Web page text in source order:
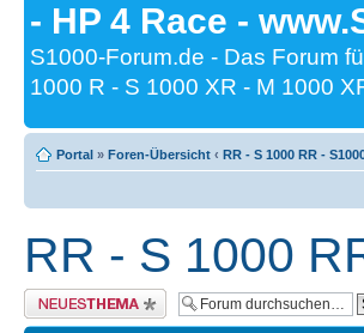
- HP 4 Race -
S1000-Forum.de - Das Forum
1000 R - S 1000 XR - M 1000
Portal » Foren-Übersicht ‹ RR - S 1000 RR -
RR - S 1000
Neues Thema erstellen